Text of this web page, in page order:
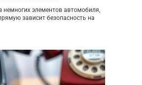
элементов автомобиля,
зависит безопасность на